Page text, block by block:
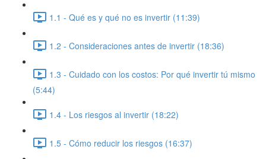
1.1 - Qué es y qué no es invertir (11:39)
1.2 - Consideraciones antes de invertir (18:36)
1.3 - Cuidado con los costos: Por qué invertir tú mismo
(5:44)
1.4 - Los riesgos al invertir (18:22)
1.5 - Cómo reducir los riesgos (16:37)